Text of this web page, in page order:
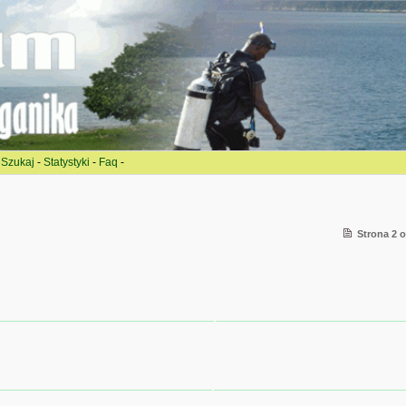
Szukaj - Statystyki - Faq -
Strona 2